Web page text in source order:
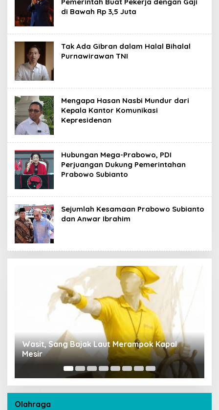
di Bawah Rp 3,5 Juta
Tak Ada Gibran dalam Halal Bihalal
Purnawirawan TNI
Mengapa Hasan Nasbi Mundur dari
Kepala Kantor Komunikasi
Kepresidenan
Hubungan Mega-Prabowo, PDI
Perjuangan Dukung Pemerintahan
Prabowo Subianto
Sejumlah Kesamaan Prabowo Subianto
dan Anwar Ibrahim
Laut Merampok Kapal
Penempatan Rupang
Sultan Thaha Tuai
Ambil Langkah Cepat
Olahraga